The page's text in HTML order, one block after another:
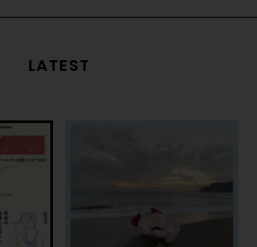
LATEST